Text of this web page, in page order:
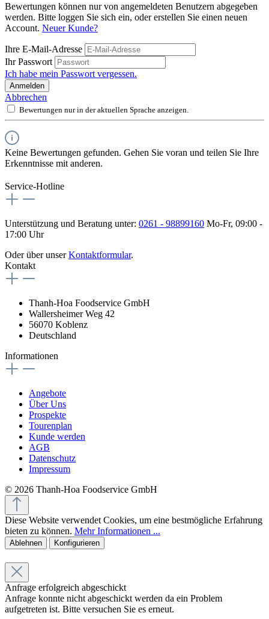
Bewertungen können nur von angemeldeten Benutzern abgegeben
werden. Bitte loggen Sie sich ein, oder erstellen Sie einen neuen
Account. Neuer Kunde?
Ihre E-Mail-Adresse
Ihr Passwort
Ich habe mein Passwort vergessen.
Anmelden
Abbrechen
Bewertungen nur in der aktuellen Sprache anzeigen.
Keine Bewertungen gefunden. Gehen Sie voran und teilen Sie Ihre
Erkenntnisse mit anderen.
Service-Hotline
Unterstützung und Beratung unter: 0261 - 98899160 Mo-Fr, 09:00 -
17:00 Uhr
Oder über unserKontaktformular.
Kontakt
Thanh-Hoa Foodservice GmbH
Wallersheimer Weg 42
56070 Koblenz
Deutschland
Informationen
Angebote
Über Uns
Prospekte
Tourenplan
Kunde werden
AGB
Datenschutz
Impressum
© 2026 Thanh-Hoa Foodservice GmbH
Diese Website verwendet Cookies, um eine bestmögliche Erfahrung
bieten zu können. Mehr Informationen ...
Ablehnen Konfigurieren
Anfrage erfolgreich abgeschickt
Anfrage konnte nicht abgeschickt werden da ein Problem
aufgetreten ist. Bitte versuchen Sie es erneut.